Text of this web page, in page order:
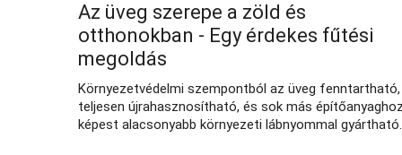
Az üveg szerepe a zöld és
otthonokban - Egy érdekes fűtési
megoldás
Környezetvédelmi szempontból az üveg fenntartható,
teljesen újrahasznosítható, és sok más
képest alacsonyabb környezeti lábnyommal gyártható.